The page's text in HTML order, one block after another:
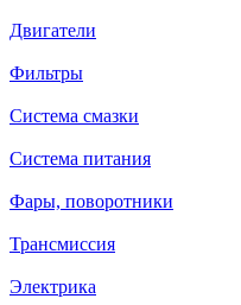
Двигатели
Фильтры
Система смазки
Система питания
Фары, поворотники
Трансмиссия
Электрика